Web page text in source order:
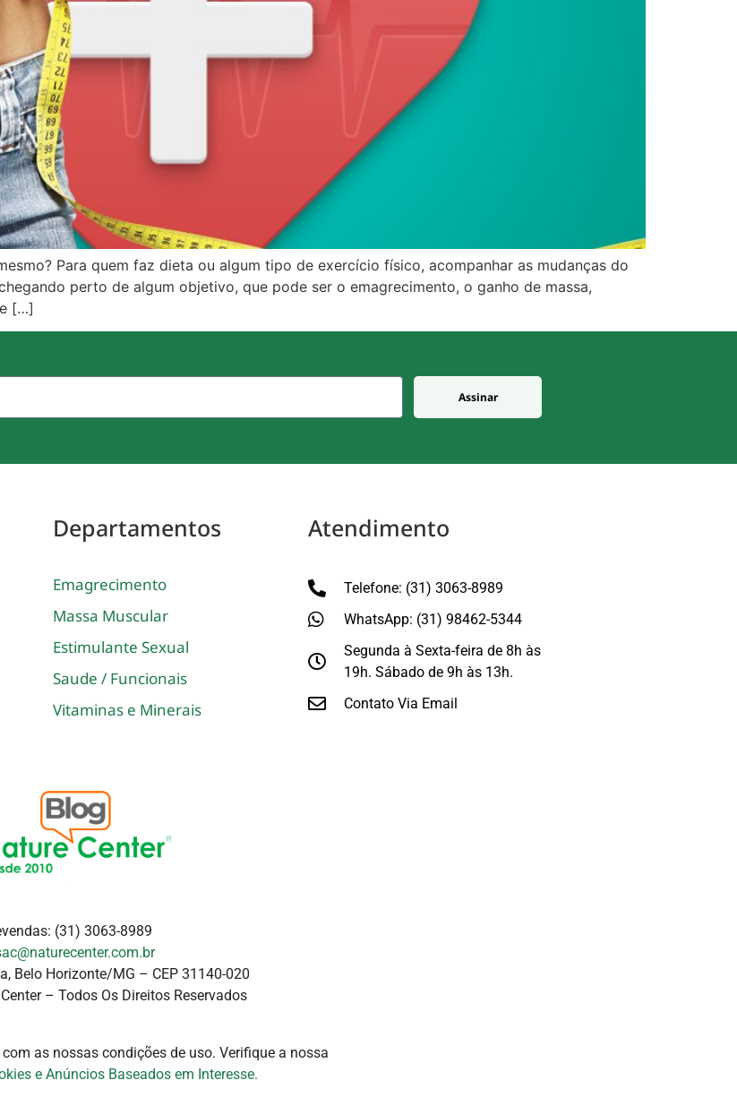
Para quem faz dieta ou algum tipo de exercício físico, acompanhar as mudanças do
perto de algum objetivo, que pode ser o emagrecimento, o ganho de massa,
[…]
Assinar
Departamentos
Emagrecimento
Massa Muscular
Estimulante Sexual
Saude / Funcionais
Vitaminas e Minerais
Atendimento
Telefone: (31) 3063-8989
WhatsApp: (31) 98462-5344
Segunda à Sexta-feira de 8h às
19h. Sábado de 9h às 13h.
Contato Via Email
(31) 3063-8989
Belo Horizonte/MG – CEP 31140-020
– Todos Os Direitos Reservados
as nossas condições de uso. Verifique a nossa
e Anúncios Baseados em Interesse.